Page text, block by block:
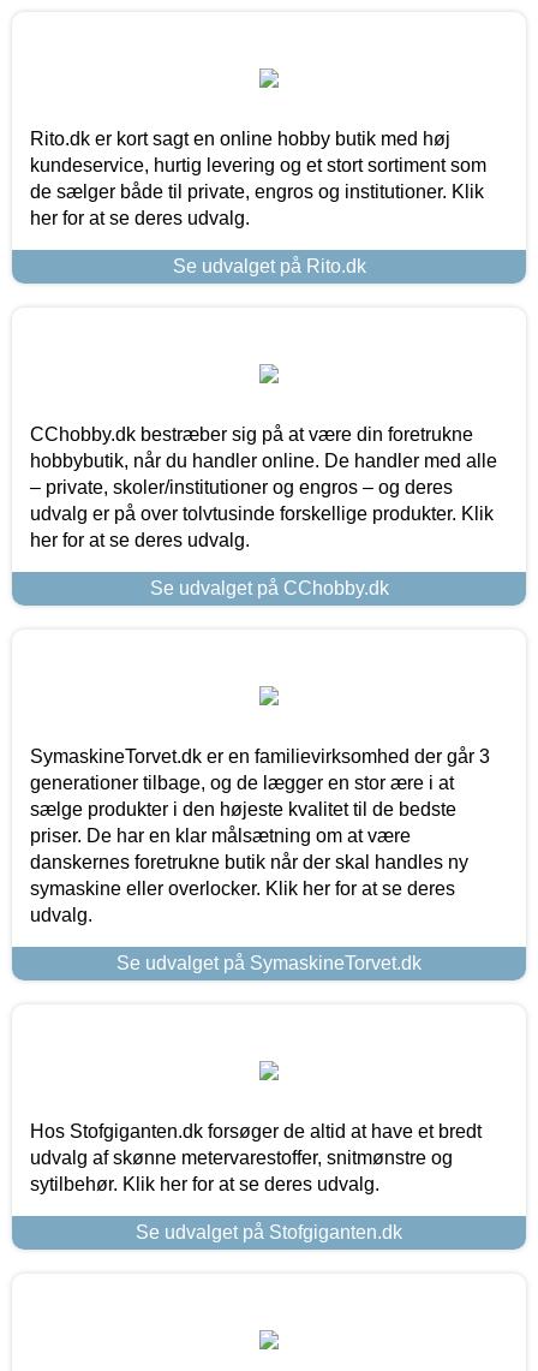
Rito.dk er kort sagt en online hobby butik med høj
kundeservice, hurtig levering og et stort sortiment som
de sælger både til private, engros og institutioner. Klik
her for at se deres udvalg.
Se udvalget på Rito.dk
CChobby.dk bestræber sig på at være din foretrukne
hobbybutik, når du handler online. De handler med alle
– private, skoler/institutioner og engros – og deres
udvalg er på over tolvtusinde forskellige produkter. Klik
her for at se deres udvalg.
Se udvalget på CChobby.dk
SymaskineTorvet.dk er en familievirksomhed der går 3
generationer tilbage, og de lægger en stor ære i at
sælge produkter i den højeste kvalitet til de bedste
priser. De har en klar målsætning om at være
danskernes foretrukne butik når der skal handles ny
symaskine eller overlocker. Klik her for at se deres
udvalg.
Se udvalget på SymaskineTorvet.dk
Hos Stofgiganten.dk forsøger de altid at have et bredt
udvalg af skønne metervarestoffer, snitmønstre og
sytilbehør. Klik her for at se deres udvalg.
Se udvalget på Stofgiganten.dk